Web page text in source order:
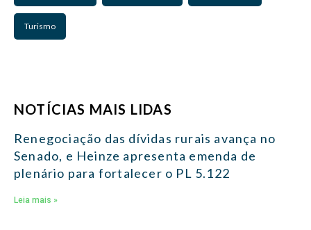
Turismo
NOTÍCIAS MAIS LIDAS
Renegociação das dívidas rurais avança no
Senado, e Heinze apresenta emenda de
plenário para fortalecer o PL 5.122
Leia mais »